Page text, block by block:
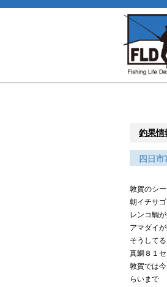
釣果
四日市
敦賀のシ
朝イチサ
レンコ鯛
アマダイ
そうして
真鯛８１
敦賀では
らいまで